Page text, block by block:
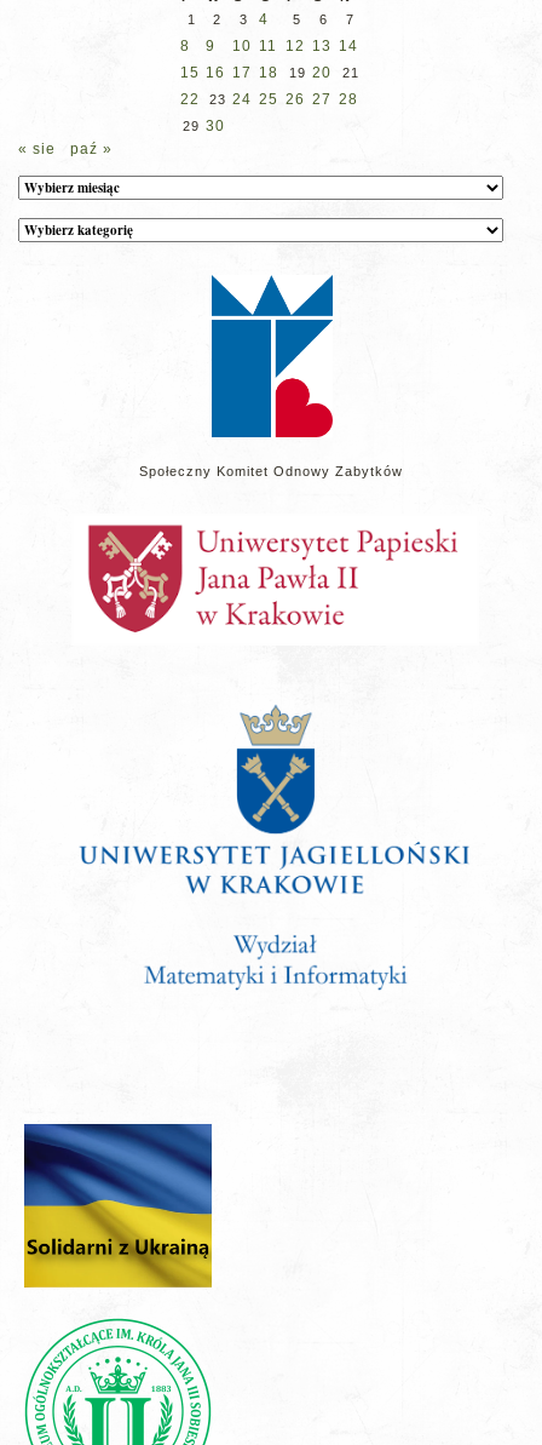
1
2 3 4 5 6 7
8 9 10 11 12 13
14
15 16 17 18 19 20 21
22 23 24 25 26 27 28
29 30
« sie
paź »
Archiwum
Kategorie
wpisów
Społeczny Komitet Odnowy Zabytków